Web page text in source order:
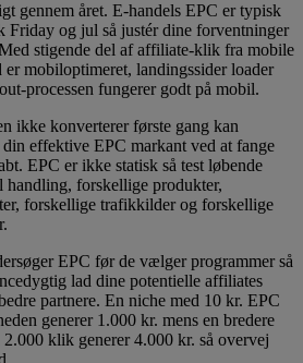
gennem året. E-handels EPC er typisk
Friday og jul så justér dine forventninger
stigende del af affiliate-klik fra mobile
mobiloptimeret, landingssider loader
processen fungerer godt på mobil.
ikke konverterer første gang kan
effektive EPC markant ved at fange
EPC er ikke statisk så test løbende
forskellige produkter,
forskellige trafikkilder og forskellige
EPC før de vælger programmer så
lad dine potentielle affiliates
partnere. En niche med 10 kr. EPC
generer 1.000 kr. mens en bredere
klik generer 4.000 kr. så overvej